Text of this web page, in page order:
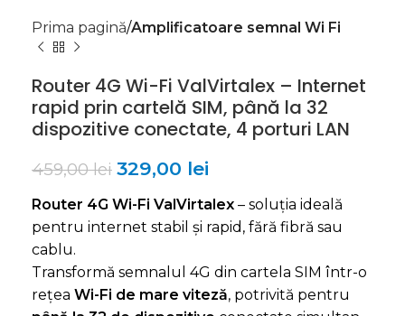
Prima pagină Amplificatoare semnal Wi Fi
Router 4G Wi-Fi ValVirtalex – Internet
rapid prin cartelă SIM, până la 32
dispozitive conectate, 4 porturi LAN
459,00lei 329,00 lei
Router 4G Wi-Fi ValVirtalex – soluția ideală
pentru internet stabil și rapid, fără fibră sau
cablu.
Transformă semnalul 4G din cartela SIM într-o
rețea Wi-Fi de mare viteză, potrivită pentru